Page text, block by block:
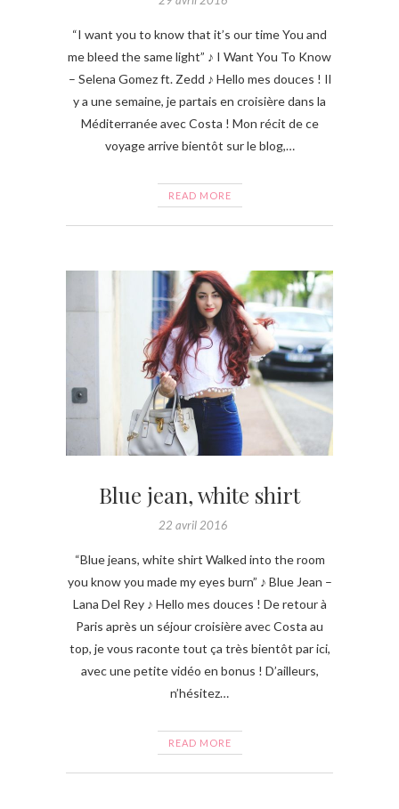
“I want you to know that it’s our time You and
me bleed the same light” ♪ I Want You To Know
– Selena Gomez ft. Zedd ♪ Hello mes douces ! Il
y a une semaine, je partais en croisière dans la
Méditerranée avec Costa ! Mon récit de ce
voyage arrive bientôt sur le blog,…
READ MORE
Blue jean, white shirt
22 avril 2016
“Blue jeans, white shirt Walked into the room
you know you made my eyes burn” ♪ Blue Jean –
Lana Del Rey ♪ Hello mes douces ! De retour à
Paris après un séjour croisière avec Costa au
top, je vous raconte tout ça très bientôt par ici,
avec une petite vidéo en bonus ! D’ailleurs,
n’hésitez…
READ MORE